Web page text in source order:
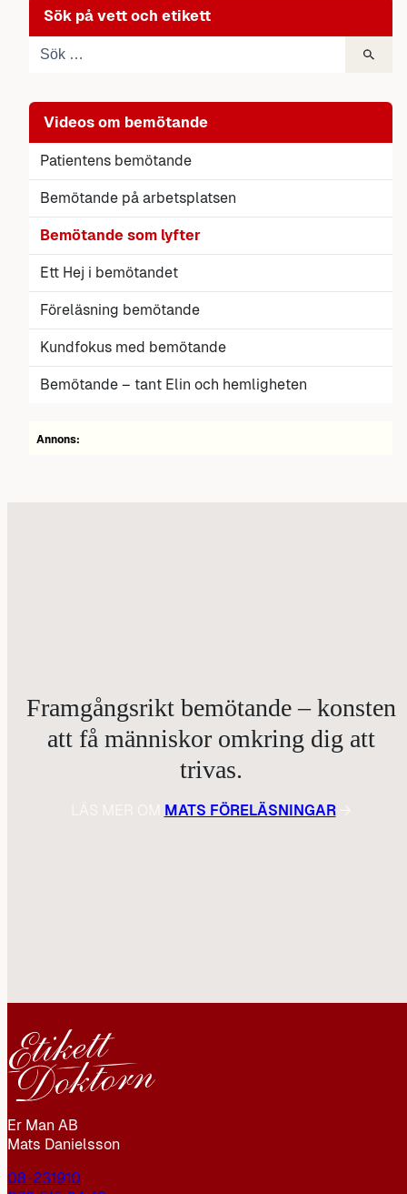
Sök på vett och etikett
Videos om bemötande
Patientens bemötande
Bemötande på arbetsplatsen
Bemötande som lyfter
Ett Hej i bemötandet
Föreläsning bemötande
Kundfokus med bemötande
Bemötande – tant Elin och hemligheten
Annons:
Framgångsrikt bemötande – konsten
att få människor omkring dig att
trivas.
MATS FÖRELÄSNINGAR→
Er Man AB
Mats Danielsson
08-231910